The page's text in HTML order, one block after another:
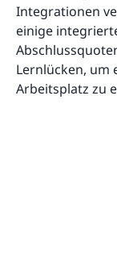
Integrationen
einige
Lernlücken, um
Arbeitsplatz zu